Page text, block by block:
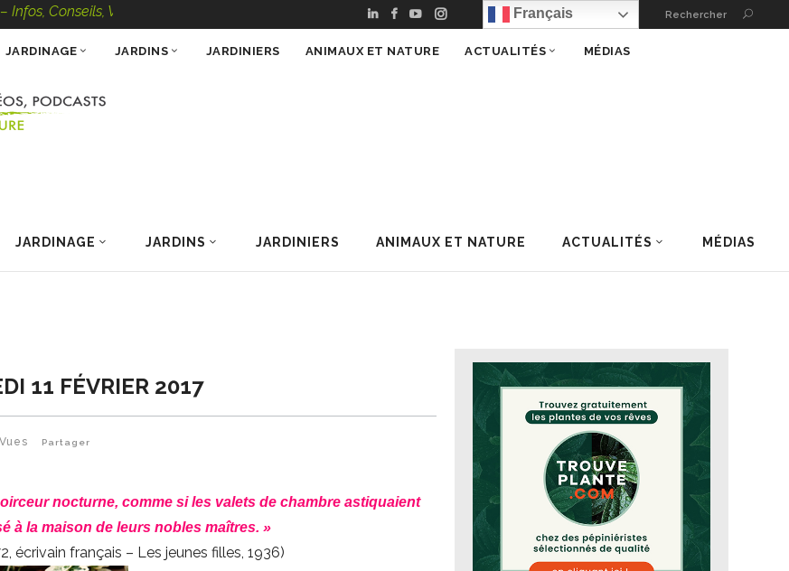
Vidéos, Podcasts – 100 % Nature Français Rechercher
JARDINAGE JARDINS JARDINIERS ANIMAUX ET NATURE ACTUALITÉS MÉDIAS
JARDINAGE JARDINS JARDINIERS ANIMAUX ET NATURE ACTUALITÉS MÉDIAS
11 FÉVRIER 2017
Vues Partager
nocturne, comme si les valets de chambre astiquaient
à la maison de leurs nobles maîtres. »
écrivain français – Les jeunes filles, 1936)